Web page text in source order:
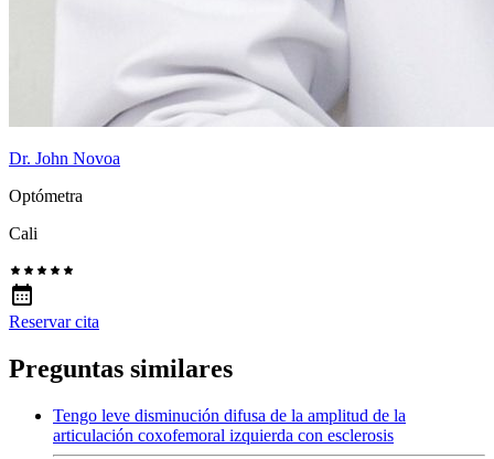
Dr. John Novoa
Optómetra
Cali
Reservar cita
Preguntas similares
Tengo leve disminución difusa de la amplitud de la
articulación coxofemoral izquierda con esclerosis